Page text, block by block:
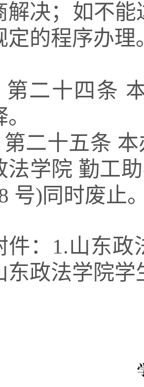
解决；如不能
定的程序办理
第二十四条
二十五条
法学院 勤工
号) 同时废止
件： 1.山东政
东政法学院